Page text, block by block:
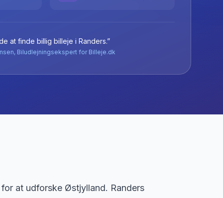
at finde billig billeje i Randers.”
Biludlejningsekspert for Billeje.dk
at udforske Østjylland. Randers